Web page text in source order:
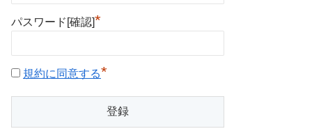
パスワード[確認]*
規約に同意する*